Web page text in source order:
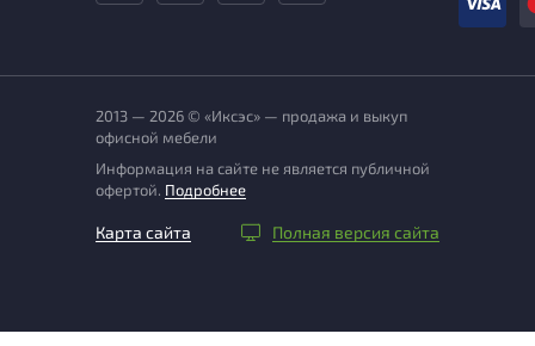
2013 — 2026 © «Иксэс» — продажа и выкуп
офисной мебели
Информация на сайте не является публичной
офертой. Подробнее
Карта сайта Полная версия сайта